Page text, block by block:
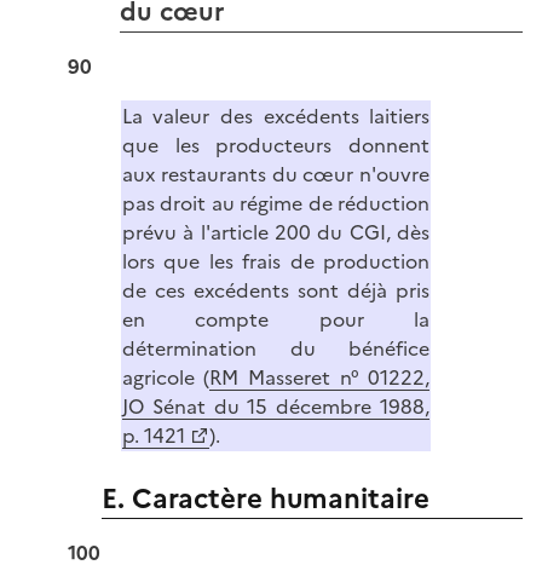
du cœur
90
La valeur des excédents laitiers
que les producteurs donnent
aux restaurants du cœur n'ouvre
pas droit au régime de réduction
prévu à l'article 200 du CGI, dès
lors que les frais de production
de ces excédents sont déjà pris
en compte pour la
détermination du bénéfice
agricole (RM Masseret n° 01222,
JO Sénat du 15 décembre 1988,
p. 1421
).
E. Caractère humanitaire
100